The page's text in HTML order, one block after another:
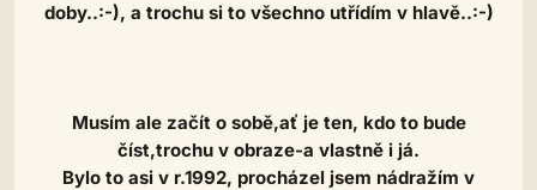
doby..:-), a trochu si to všechno utřídím v hlavě..:-)
Musím ale začít o sobě,ať je ten, kdo to bude
číst,trochu v obraze-a vlastně i já.
Bylo to asi v r.1992, procházel jsem nádražím v